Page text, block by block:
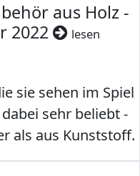
aus Holz -
2022
lesen
sie sehen im Spiel
sehr beliebt -
als aus Kunststoff.